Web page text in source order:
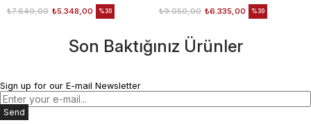
₺5.348,00
₺7.640,00 %30 ₺6.335,00
₺9.050,00 %30
Son Baktığınız Ürünler
Sign up for our E-mail Newsletter
Send